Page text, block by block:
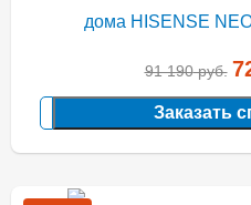
91 190руб.
Заказать